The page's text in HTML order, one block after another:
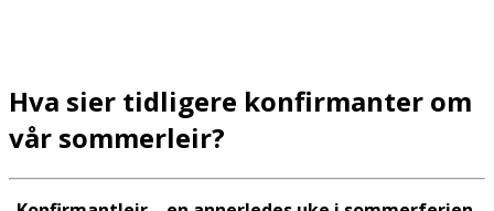
Hva sier tidligere konfirmanter om
vår sommerleir?